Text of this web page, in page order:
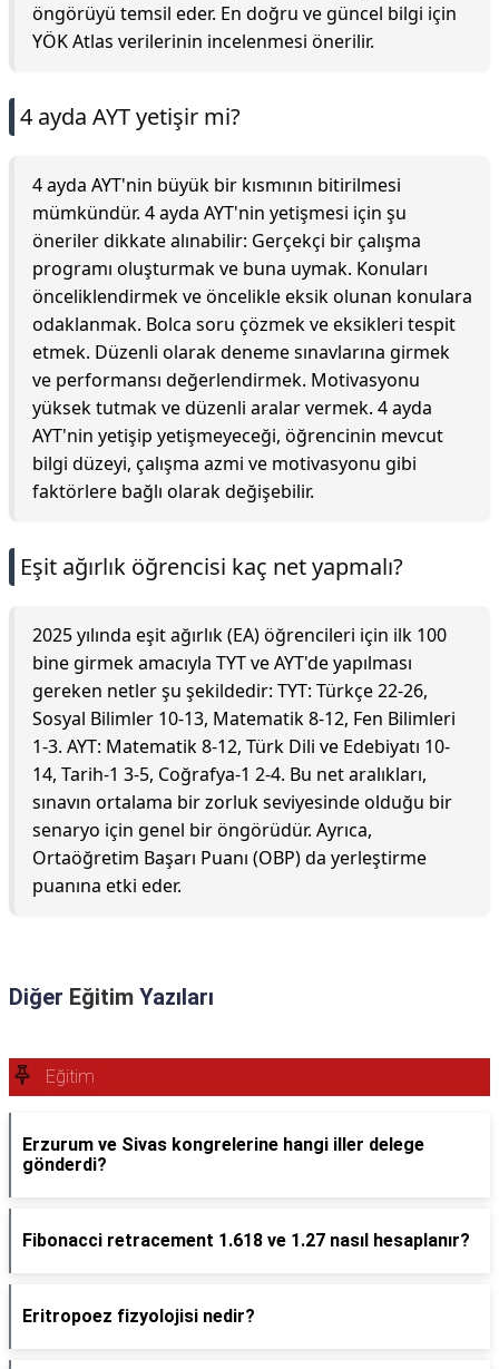
öngörüyü temsil eder. En doğru ve güncel bilgi için
YÖK Atlas verilerinin incelenmesi önerilir.
4 ayda AYT yetişir mi?
4 ayda AYT'nin büyük bir kısmının bitirilmesi
mümkündür. 4 ayda AYT'nin yetişmesi için şu
öneriler dikkate alınabilir: Gerçekçi bir çalışma
programı oluşturmak ve buna uymak. Konuları
önceliklendirmek ve öncelikle eksik olunan konulara
odaklanmak. Bolca soru çözmek ve eksikleri tespit
etmek. Düzenli olarak deneme sınavlarına girmek
ve performansı değerlendirmek. Motivasyonu
yüksek tutmak ve düzenli aralar vermek. 4 ayda
AYT'nin yetişip yetişmeyeceği, öğrencinin mevcut
bilgi düzeyi, çalışma azmi ve motivasyonu gibi
faktörlere bağlı olarak değişebilir.
Eşit ağırlık öğrencisi kaç net yapmalı?
2025 yılında eşit ağırlık (EA) öğrencileri için ilk 100
bine girmek amacıyla TYT ve AYT'de yapılması
gereken netler şu şekildedir: TYT: Türkçe 22-26,
Sosyal Bilimler 10-13, Matematik 8-12, Fen Bilimleri
1-3. AYT: Matematik 8-12, Türk Dili ve Edebiyatı 10-
14, Tarih-1 3-5, Coğrafya-1 2-4. Bu net aralıkları,
sınavın ortalama bir zorluk seviyesinde olduğu bir
senaryo için genel bir öngörüdür. Ayrıca,
Ortaöğretim Başarı Puanı (OBP) da yerleştirme
puanına etki eder.
Diğer Eğitim Yazıları
Eğitim
Erzurum ve Sivas kongrelerine hangi iller delege
gönderdi?
Fibonacci retracement 1.618 ve 1.27 nasıl hesaplanır?
Eritropoez fizyolojisi nedir?